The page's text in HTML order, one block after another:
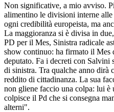
Non significative, a mio avviso.
alimentino le divisioni interne
ogni credibilità europeista, ma
La maggioranza si è divisa in
PD per il Mes, Sinistra radicale
show continuo: ha firmato il Mes
deputato. Fa i decreti con Salvini
di sinistra. Tra qualche anno dirà
reddito di cittadinanza. La sua
non gliene faccio una colpa: lui è
colpisce il Pd che si consegna
alterni".